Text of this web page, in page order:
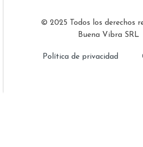
© 2025 Todos los derechos
Buena Vibra SRL
Política de privacidad